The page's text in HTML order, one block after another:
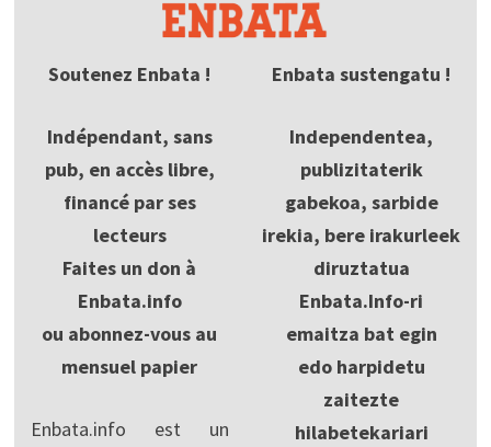
Soutenez Enbata !
Indépendant, sans
pub, en accès libre,
financé par ses
lecteurs
Faites un don à
Enbata.info
ou abonnez-vous au
mensuel papier
Enbata.info est un
Enbata sustengatu !
Independentea,
publizitaterik
gabekoa, sarbide
irekia, bere irakurleek
diruztatua
Enbata.Info-ri
emaitza bat egin
edo harpidetu
zaitezte
hilabetekariari